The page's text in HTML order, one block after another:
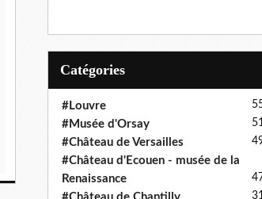
Catégories
#Louvre
#Musée d'Orsay
#Château de Versailles
#Château d'Ecouen - musée de la
Renaissance